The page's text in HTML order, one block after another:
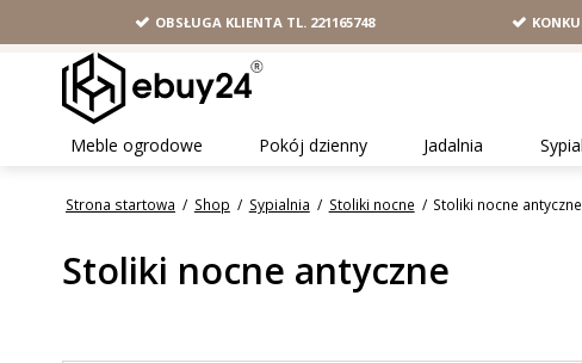
OBSŁUGA KLIENTA TL. 221165748
Meble ogrodowe Pokój dzienny Jadalnia
Strona startowa / Shop / Sypialnia / Stoliki nocne / Stoliki nocne antyczne
Stoliki nocne antyczne